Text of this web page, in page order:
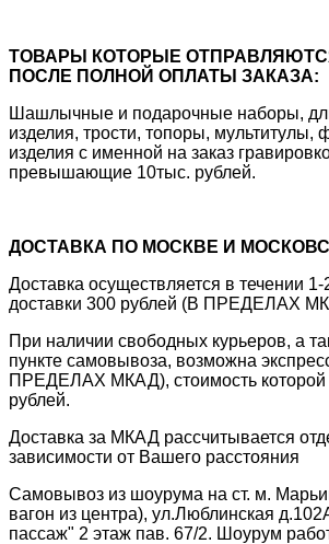
ТОВАРЫ КОТОРЫЕ
ПОСЛЕ ПОЛНОЙ ОПЛАТЫ ЗАКАЗА:
Шашлычные и подарочные наборы,
изделия, трости, топоры, мультитулы,
изделия с именной на заказ
превышающие 10тыс. рублей.
ДОСТАВКА ПО МОСКВЕ И
Доставка осуществляется в течении
доставки 300 рублей (В ПРЕДЕЛАХ
При наличии свободных курьеров, а
пункте самовывоза, возможна
ПРЕДЕЛАХ МКАД), стоимость которой
рублей.
Доставка за МКАД рассчитывается
зависимости от Вашего расстояния
Самовывоз из шоурума на ст. м.
вагон из центра), ул.Люблинская
пассаж" 2 этаж пав. 67/2. Шоурум